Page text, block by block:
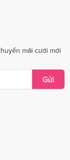
mãi cưới mới
Gửi